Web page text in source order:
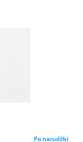
Po narudžbi